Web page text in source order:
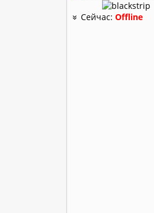
Сейчас:Offline